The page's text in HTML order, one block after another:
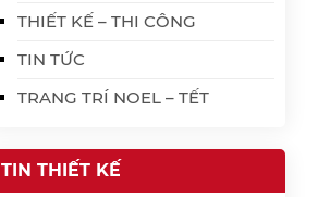
THIẾT KẾ – THI CÔNG
TIN TỨC
TRANG TRÍ NOEL – TẾT
TIN THIẾT KẾ